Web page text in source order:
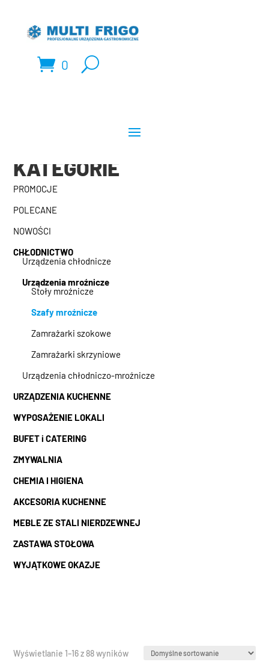
0
KATEGORIE
PROMOCJE
POLECANE
NOWOŚCI
CHŁODNICTWO
Urządzenia chłodnicze
Urządzenia mroźnicze
Stoły mroźnicze
Szafy mroźnicze
Zamrażarki szokowe
Zamrażarki skrzyniowe
Urządzenia chłodniczo-mroźnicze
URZĄDZENIA KUCHENNE
WYPOSAŻENIE LOKALI
BUFET i CATERING
ZMYWALNIA
CHEMIA I HIGIENA
AKCESORIA KUCHENNE
MEBLE ZE STALI NIERDZEWNEJ
ZASTAWA STOŁOWA
WYJĄTKOWE OKAZJE
Wyświetlanie 1–16 z 88 wyników